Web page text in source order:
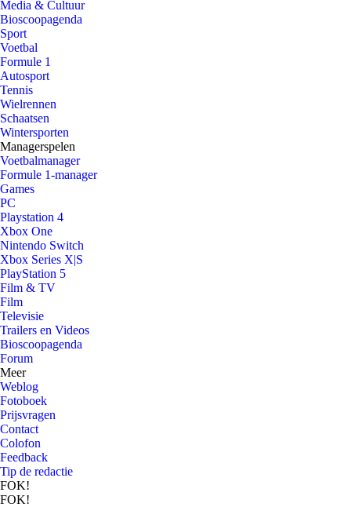
Media & Cultuur
Bioscoopagenda
Sport
Voetbal
Formule 1
Autosport
Tennis
Wielrennen
Schaatsen
Wintersporten
Managerspelen
Voetbalmanager
Formule 1-manager
Games
PC
Playstation 4
Xbox One
Nintendo Switch
Xbox Series X|S
PlayStation 5
Film & TV
Film
Televisie
Trailers en Videos
Bioscoopagenda
Forum
Meer
Weblog
Fotoboek
Prijsvragen
Contact
Colofon
Feedback
Tip de redactie
FOK!
FOK!